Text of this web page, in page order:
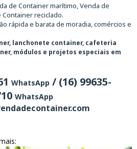
de Container marítimo, Venda de
reciclado.
rápida e barata de moradia, comércios e
lanchonete container, cafeteria
módulos e projetos especiais em
WhatsApp / (16) 99635-
WhatsApp